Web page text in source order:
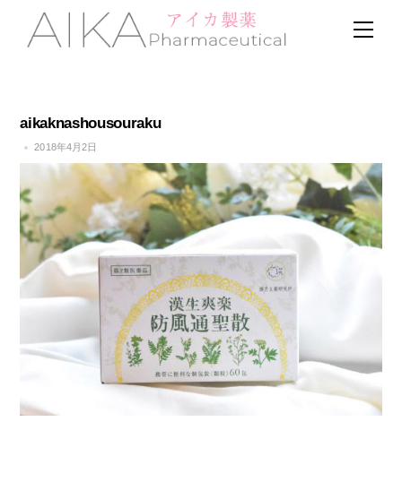
content
aikaknashousouraku
2018年4月2日